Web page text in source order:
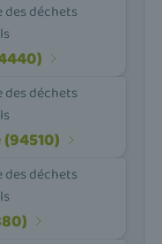
déchets
déchets
déchets